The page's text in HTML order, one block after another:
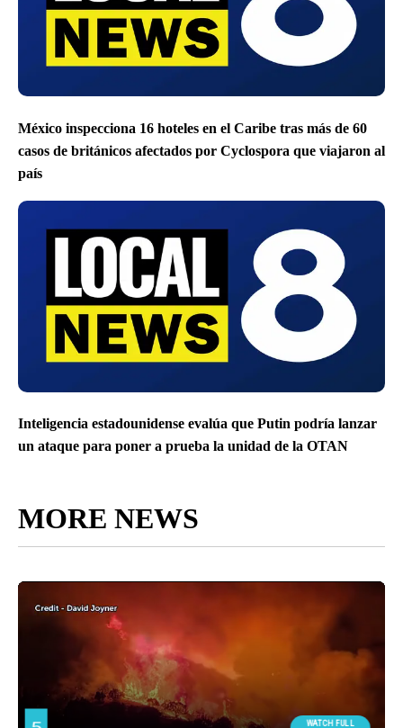
México inspecciona 16 hoteles en el Caribe tras más de 60
casos de británicos afectados por Cyclospora que viajaron al
país
Inteligencia estadounidense evalúa que Putin podría lanzar
un ataque para poner a prueba la unidad de la OTAN
MORE NEWS